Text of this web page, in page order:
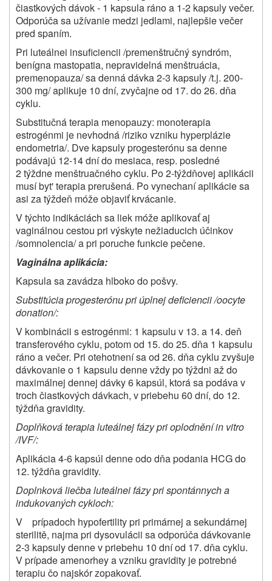
čiastkových dávok - 1 kapsula ráno a 1-2 kapsuly večer.
Odporúča sa užívanie medzi jedlami, najlepšie večer
pred spaním.
Pri luteálnei insuficiencii /premenštručný syndróm,
benígna mastopatia, nepravidelná menštruácia,
premenopauza/ sa denná dávka 2-3 kapsuly /t.j. 200-
300 mg/ aplikuje 10 dní, zvyčajne od 17. do 26. dňa
cyklu.
Substitučná terapia menopauzy: monoterapia
estrogénmi je nevhodná /riziko vzniku hyperplázie
endometria/. Dve kapsuly progesterónu sa denne
podávajú 12-14 dní do mesiaca, resp. posledné
2 týždne menštruačného cyklu. Po 2-týždňovej aplikácii
musí byt' terapia prerušená. Po vynechaní aplikácie sa
asi za týždeň móže objaviť krvácanie.
V týchto indikáciách sa liek móže aplikovať aj
vaginálnou cestou pri výskyte nežiaducich účinkov
/somnolencia/ a pri poruche funkcie pečene.
Vaginálna aplikácia:
Kapsula sa zavádza hlboko do pošvy.
Substitúcia progesterónu pri úplnej deficiencii /oocyte
donation/:
V kombinácii s estrogénmi: 1 kapsulu v 13. a 14. deň
transferového cyklu, potom od 15. do 25. dňa 1 kapsulu
ráno a večer. Pri otehotnení sa od 26. dňa cyklu zvyšuje
dávkovanie o 1 kapsulu denne vždy po týždni až do
maximálnej dennej dávky 6 kapsúl, ktorá sa podáva v
troch čiastkových dávkach, v priebehu 60 dní, do 12.
týždňa gravidity.
Doplňková terapia luteálnej fázy pri oplodnění in vitro
/IVF/:
Aplikácia 4-6 kapsúl denne odo dňa podania HCG do
12. týždňa gravidity.
Doplnková liečba luteálnei fázy pri spontánnych a
indukovaných cykloch:
V prípadoch hypofertility pri primárnej a sekundárnej
sterilitě, najma pri dysovulácii sa odporúča dávkovanie
2-3 kapsuly denne v priebehu 10 dní od 17. dňa cyklu.
V prípade amenorhey a vzniku gravidity je potrebné
terapiu čo najskór zopakovať.